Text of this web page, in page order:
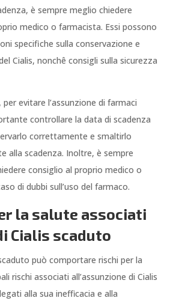
è sempre meglio chiedere
medico o farmacista. Essi possono
specifiche sulla conservazione e
Cialis, nonchê consigli sulla sicurezza
per evitare l’assunzione di farmaci
controllare la data di scadenza
correttamente e smaltirlo
alla scadenza. Inoltre, è sempre
consiglio al proprio medico o
di dubbi sull’uso del farmaco.
la salute associati
Cialis scaduto
può comportare rischi per la
rischi associati all’assunzione di Cialis
alla sua inefficacia e alla